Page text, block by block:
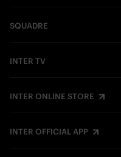
SQUADRE
INTER TV
INTER ONLINE STORE
INTER OFFICIAL APP